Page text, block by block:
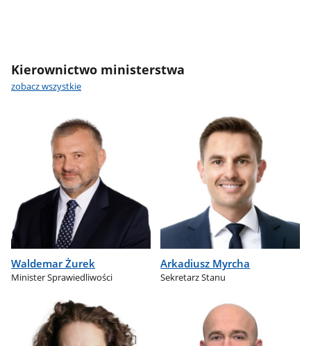
Kierownictwo ministerstwa
zobacz wszystkie
Waldemar Żurek
Minister Sprawiedliwości
Arkadiusz Myrcha
Sekretarz Stanu